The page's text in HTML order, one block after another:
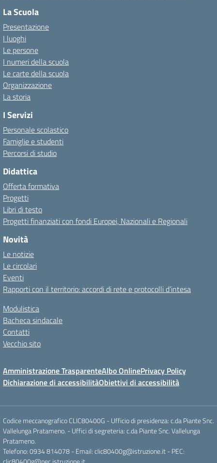
La Scuola
Presentazione
I luoghi
Le persone
I numeri della scuola
Le carte della scuola
Organizzazione
La storia
I Servizi
Personale scolastico
Famiglie e studenti
Percorsi di studio
Didattica
Offerta formativa
Progetti
Libri di testo
Progetti finanziati con fondi Europei, Nazionali e Regionali
Novità
Le notizie
Le circolari
Eventi
Rapporti con il territorio: accordi di rete e protocolli d’intesa
Modulistica
Bacheca sindacale
Contatti
Vecchio sito
Amministrazione TrasparenteAlbo OnlinePrivacy Policy
Dichiarazione di accessibilitàObiettivi di accessibilità
Codice meccanografico CLIC80400G - Ufficio di presidenza: c.da Piante Snc.
Vallelunga Pratameno. - Uffici di segreteria: c.da Piante Snc. Vallelunga
Pratameno.
Telefono: 0934 814078 - Email: clic80400g@istruzione.it - PEC: